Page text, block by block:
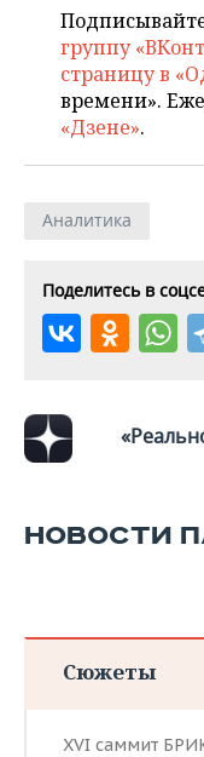
ЭНЕРГЕТИКА
УСЛУГИ
МЕДИА
ВЫЕЗДНАЯ
БИЗНЕС-БРАНЧИ
ONLINE-
НОВОСТИ СПОРТА
ФУТБОЛ
ХОККЕЙ
КИБЕРСПОРТ
ФИГУРНОЕ
ХОККЕЙ С МЯЧОМ
ОБЩЕСТВО
НОВОСТИ
ВЛАСТЬ
КУЛЬТУРА
МЕДИЦИНА
ПРОИСШЕСТВИЯ
ФОТОГАЛЕРЕЯ
СЮЖЕТЫ
СПИСОК
группу
страницу в
времени».
«Дзене».
Аналитика
Поделитесь в
НОВОСТИ
Сюжеты
XVI саммит